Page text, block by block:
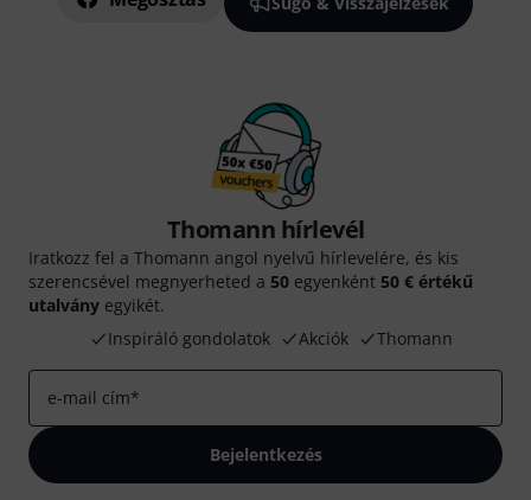
Thomann hírlevél
Iratkozz fel a Thomann angol nyelvű hírlevelére, és kis
szerencsével megnyerheted a 50 egyenként 50 € értékű
utalvány egyikét.
Inspiráló gondolatok
Akciók Thomann
e-mail cím*
Bejelentkezés